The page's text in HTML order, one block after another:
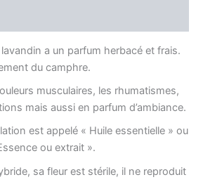
lavandin a un parfum herbacé et frais.
du camphre.
musculaires, les rhumatismes,
mais aussi en parfum d’ambiance.
est appelé « Huile essentielle » ou
ou extrait ».
sa fleur est stérile, il ne reproduit